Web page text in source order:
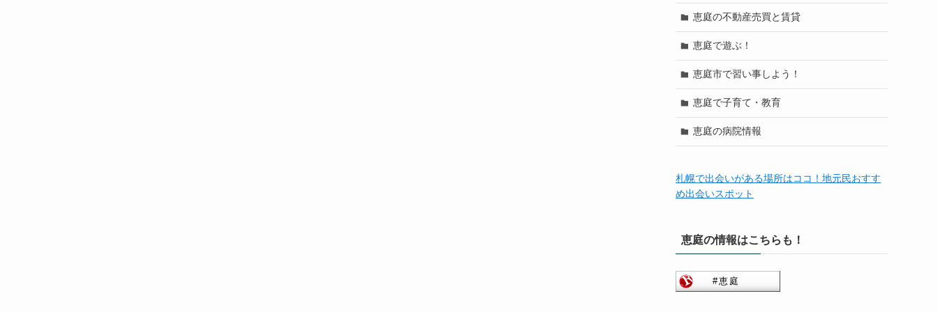
恵庭の不動産売買と賃貸
恵庭で遊ぶ！
恵庭市で習い事しよう！
恵庭で子育て・教育
恵庭の病院情報
札幌で出会いがある場所はココ！地元民おすす
め出会いスポット
恵庭の情報はこちらも！